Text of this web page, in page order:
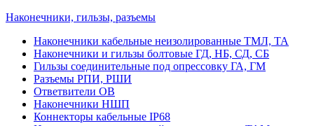
Наконечники, гильзы, разъемы
Наконечники кабельные неизолированные ТМЛ, ТА
Наконечники и гильзы болтовые ГД, НБ, СД, СБ
Гильзы соединительные под опрессовку ГА, ГМ
Разъемы РПИ, РШИ
Ответвители ОВ
Наконечники НШП
Коннекторы кабельные IP68